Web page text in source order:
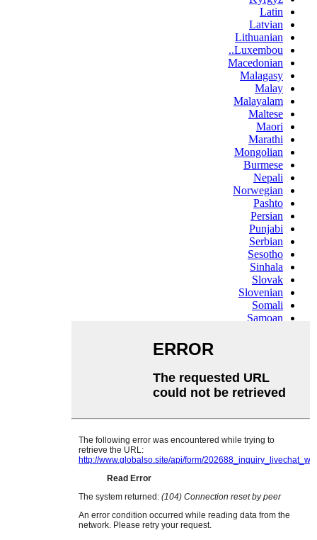
Latin
Latvian
Lithuanian
Luxembou..
Macedonian
Malagasy
Malay
Malayalam
Maltese
Maori
Marathi
Mongolian
Burmese
Nepali
Norwegian
Pashto
Persian
Punjabi
Serbian
Sesotho
Sinhala
Slovak
Slovenian
Somali
Samoan
Swahili
Tajik
Telugu
Ukrainian
Urdu
Welsh
Xhosa
Yiddish